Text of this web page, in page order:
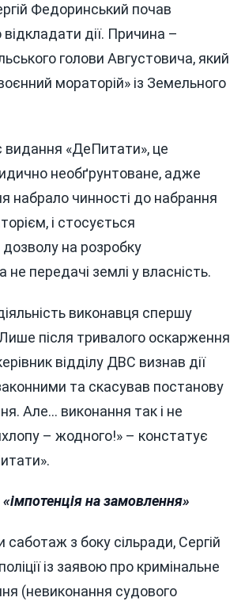
Федоринський почав
дії. Причина –
голови Августовича, який
мораторій» із Земельного
видання «ДеПитати», це
необґрунтоване, адже
набрало чинності до набрання
і стосується
на розробку
не передачі землі у власність.
виконавця спершу
після тривалого оскарження
відділу ДВС визнав дії
та скасував постанову
Але… виконання так і не
– жодного!» – констатує
«імпотенція на замовлення»
з боку сільради, Сергій
із заявою про кримінальне
(невиконання судового